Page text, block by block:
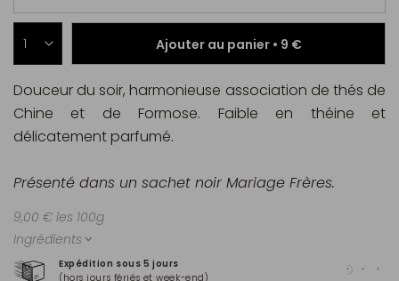
Ajouter au panier • 9 €
Expédition sous 5 jours
(hors jours fériés et week-end)
Douceur du soir, harmonieuse association de thés de
Chine et de Formose. Faible en théine et
délicatement parfumé.
Présenté dans un sachet noir Mariage Frères.
9,00 € les 100g
Ingrédients